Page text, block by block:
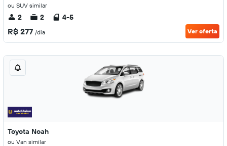
ou SUV similar
2 2 4-5
R$ 277 /dia Ver oferta
Toyota Noah
ou Van similar